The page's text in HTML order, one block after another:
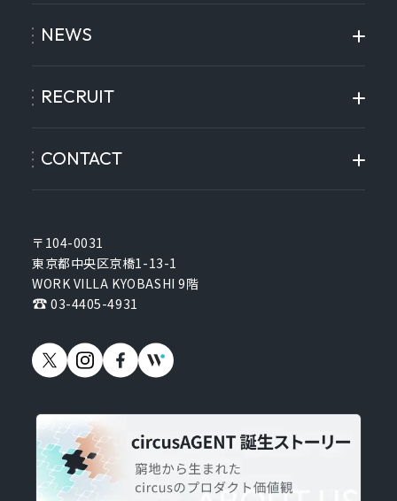
〒104-0031
東京都中央区京橋1-13-1
WORK VILLA KYOBASHI 9階
03-4405-4931
NEWS
RECRUIT
CONTACT